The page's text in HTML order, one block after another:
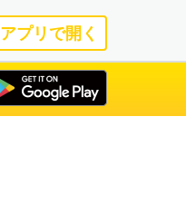
アプリで開く